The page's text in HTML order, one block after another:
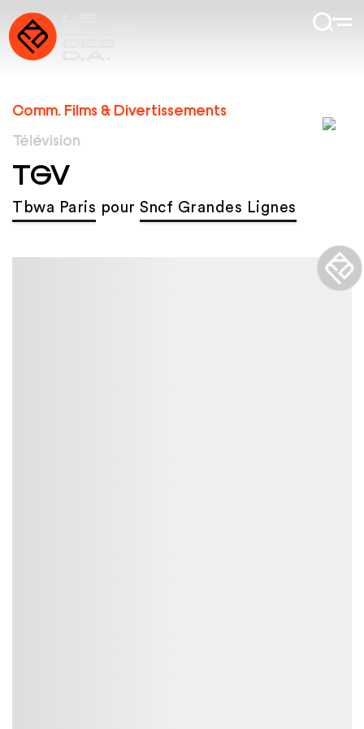
Comm. Films & Divertissements
Télévision
TGV
Tbwa Paris pour Sncf Grandes Lignes